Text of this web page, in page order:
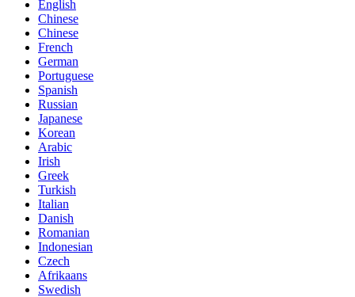
English
Chinese
Chinese
French
German
Portuguese
Spanish
Russian
Japanese
Korean
Arabic
Irish
Greek
Turkish
Italian
Danish
Romanian
Indonesian
Czech
Afrikaans
Swedish